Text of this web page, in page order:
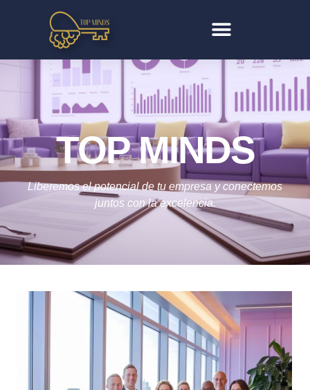
TOP MINDS
Liberemos el potencial de tu empresa y conectemos
juntos con la excelencia.